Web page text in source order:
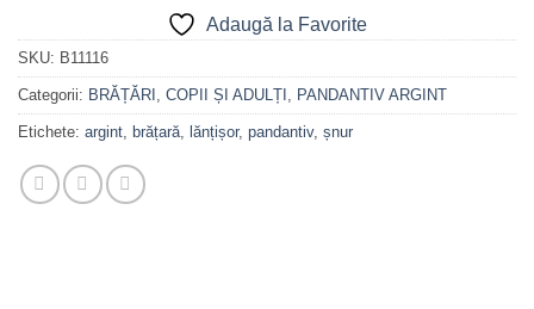
Adaugă la Favorite
SKU: B11116
Categorii: BRĂȚĂRI COPII ȘI ADULȚI PANDANTIV ARGINT
Etichete: argint brățară lănțișor, pandantiv, șnur